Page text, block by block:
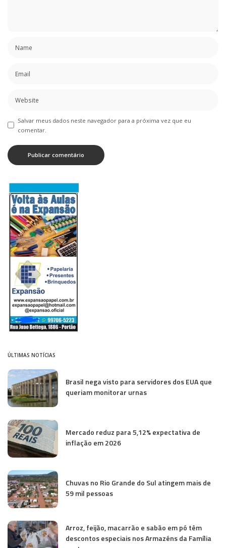
Salvar meus dados neste navegador para a próxima vez que eu
comentar.
ÚLTIMAS NOTÍCIAS
Brasil nega visto para servidores dos EUA que
queriam monitorar urnas
Mercado reduz para 5,12% expectativa de
inflação em 2026
Chuvas no Rio Grande do Sul atingem mais de
59 mil pessoas
Arroz, feijão, macarrão e sabão em pó têm
descontos especiais nos Armazéns da Família